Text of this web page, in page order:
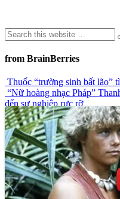
from BrainBerries
Thuốc “trường sinh bất lão”
“Nữ hoàng nhạc Pháp”
đến sự nghiệp rực rỡ
Khoảnh khắc chiếc ô tô bị
sập gây chú ý trên mạng xã
Top 9 công trình kiến trúc đá
Ngôn Ngữ Của Đôi Môi: Có
Advertisements